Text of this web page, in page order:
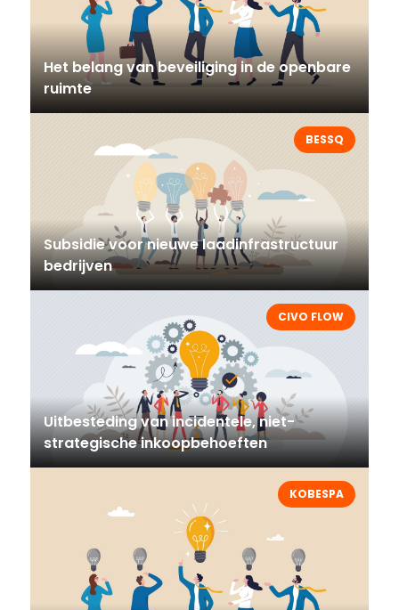
Het belang van beveiliging in de openbare
ruimte
BESSQ
Subsidie voor nieuwe laadinfrastructuur
bedrijven
CIVO FLOW
Uitbesteding van incidentele, niet-
strategische inkoopbehoeften
KOBESPA